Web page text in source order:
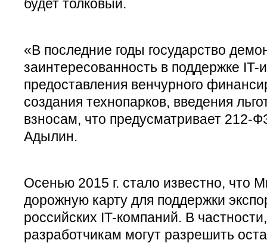
будет толковый.
«В последние годы государство
заинтересованность в поддержке IT-
предоставления венчурного
создания технопарков, введения
взносам, что предусматривает 212-
Адылин.
Осенью 2015 г. стало известно, что
дорожную карту для поддержки
российских IT-компаний. В
разработчикам могут разрешить